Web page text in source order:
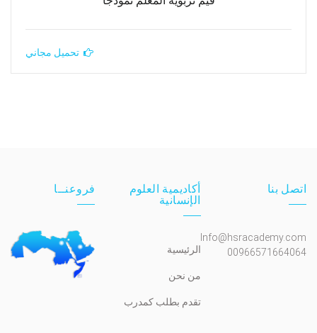
تحميل مجاني
اتصل بنا
Info@hsracademy.com
00966571664064
أكاديمية العلوم
الإنسانية
الرئيسية
من نحن
تقدم بطلب كمدرب
فروعنــا